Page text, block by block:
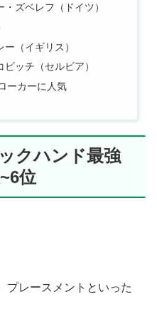
ズベレフ（ドイツ）
（イギリス）
ッチ（セルビア）
ーカーに人気
クハンド最強
位
プレースメントといった